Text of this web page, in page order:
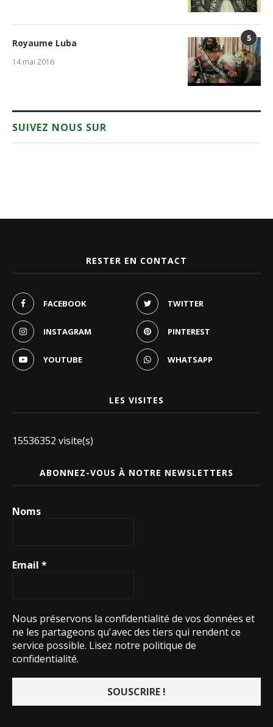
5
Royaume Luba
14 mai 2016
SUIVEZ NOUS SUR
RESTER EN CONTACT
FACEBOOK TWITTER
INSTAGRAM PINTEREST
YOUTUBE WHATSAPP
LES VISITES
15536352 visite(s)
ABONNEZ-VOUS À NOTRE NEWSLETTERS
Noms
Email *
Nous préservons la confidentialité de vos données et
ne les partageons qu'avec des tiers qui rendent ce
service possible. Lisez notre politique de
confidentialité.